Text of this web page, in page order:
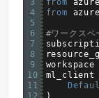
3
4
5
6
7
8
9
10
11
12
from azure
from azure
#ワークスペ
workspace
ml_client
)